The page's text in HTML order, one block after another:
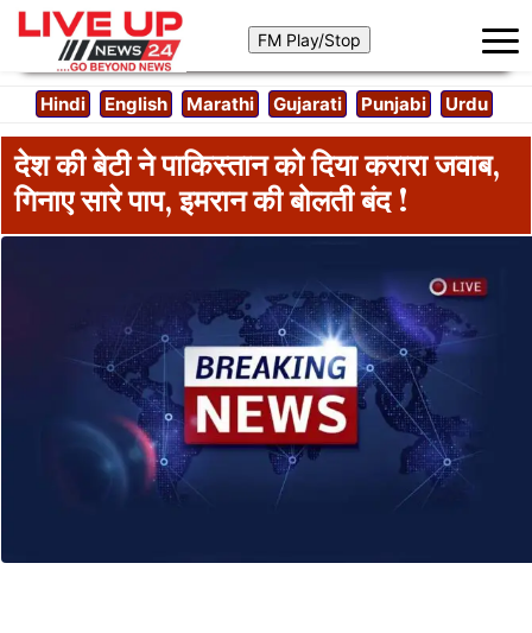
Hindi English Marathi Gujarati Punjabi Urdu
देश की बेटी ने पाकिस्तान को दिया करारा जवाब,
गिनाए सारे पाप, इमरान की बोलती बंद !